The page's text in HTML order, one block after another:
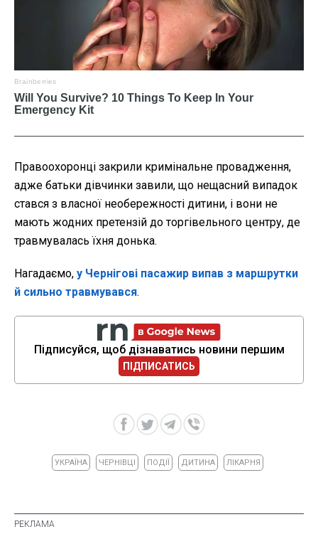
Правоохоронці закрили кримінальне провадження,
адже батьки дівчинки завили, що нещасний випадок
стався з власної необережності дитини, і вони не
мають жодних претензій до торгівельного центру, де
травмувалась їхня донька.
Нагадаємо, у Чернігові пасажир випав з маршрутки
й сильно травмувався.
Підписуйся, щоб дізнаватись новини першим
ПІДПИСАТИСЬ
УКРАЇНА ЧЕРНІВЦІ ПОДІЇ ДИТИНА ЛІКАРНЯ